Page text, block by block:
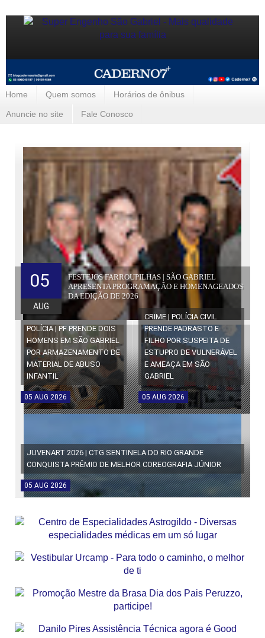
Home Quem somos Horários de ônibus
Anuncie no site Fale Conosco
FESTEJOS FARROUPILHAS | SÃO GABRIEL
APRESENTA PROGRAMAÇÃO E HOMENAGEADOS
DA EDIÇÃO DE 2026
05
AUG
POLÍCIA | PF PRENDE DOIS
HOMENS EM SÃO GABRIEL
POR ARMAZENAMENTO DE
MATERIAL DE ABUSO
INFANTIL
05 AUG 2026
CRIME | POLÍCIA CIVIL
PRENDE PADRASTO E
FILHO POR SUSPEITA DE
ESTUPRO DE VULNERÁVEL
E AMEAÇA EM SÃO
GABRIEL
05 AUG 2026
JUVENART 2026 | CTG SENTINELA DO RIO GRANDE
CONQUISTA PRÊMIO DE MELHOR COREOGRAFIA JÚNIOR
05 AUG 2026